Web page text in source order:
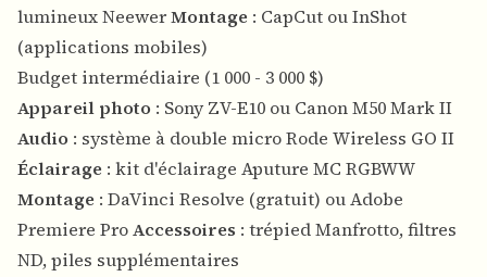
lumineux NeewerMontage : CapCut ou InShot
(applications mobiles)
Budget intermédiaire (1 000 - 3 000 $)
Appareil photo : Sony ZV-E10 ou Canon M50 Mark II
Audio : système à double micro Rode Wireless GO II
Éclairage : kit d'éclairage Aputure MC RGBWW
Montage : DaVinci Resolve (gratuit) ou Adobe
Premiere ProAccessoires : trépied Manfrotto, filtres
ND, piles supplémentaires